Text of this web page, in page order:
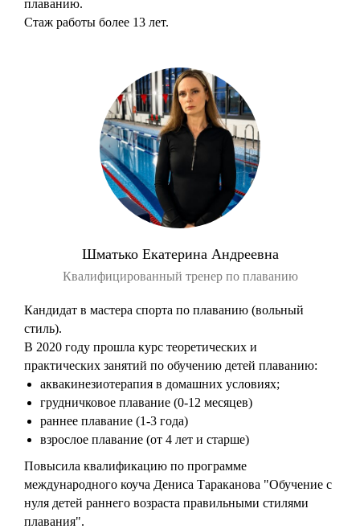
плаванию.
Стаж работы более 13 лет.
Шматько Екатерина Андреевна
Квалифицированный тренер по плаванию
Кандидат в мастера спорта по плаванию (вольный
стиль).
В 2020 году прошла курс теоретических и
практических занятий по обучению детей плаванию:
аквакинезиотерапия в домашних условиях;
грудничковое плавание (0-12 месяцев)
раннее плавание (1-3 года)
взрослое плавание (от 4 лет и старше)
Повысила квалификацию по программе
международного коуча Дениса Тараканова "Обучение с
нуля детей раннего возраста правильными стилями
плавания".